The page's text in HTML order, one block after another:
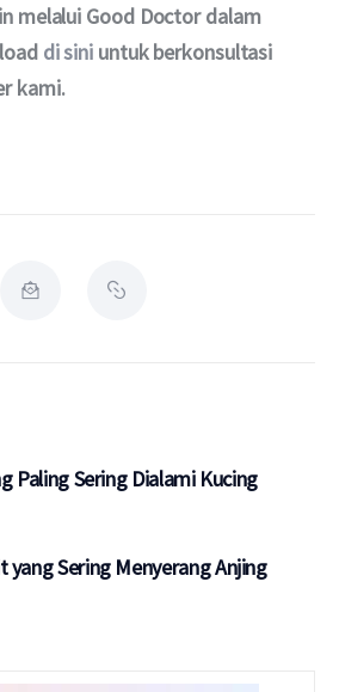
melalui Good Doctor dalam
di sini untuk berkonsultasi
kami.
Paling Sering Dialami Kucing
yang Sering Menyerang Anjing